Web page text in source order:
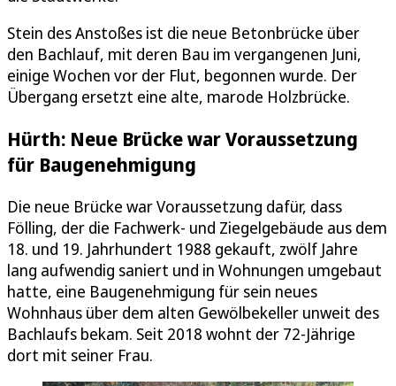
Stein des Anstoßes ist die neue Betonbrücke über
den Bachlauf, mit deren Bau im vergangenen Juni,
einige Wochen vor der Flut, begonnen wurde. Der
Übergang ersetzt eine alte, marode Holzbrücke.
Hürth: Neue Brücke war Voraussetzung
für Baugenehmigung
Die neue Brücke war Voraussetzung dafür, dass
Fölling, der die Fachwerk- und Ziegelgebäude aus dem
18. und 19. Jahrhundert 1988 gekauft, zwölf Jahre
lang aufwendig saniert und in Wohnungen umgebaut
hatte, eine Baugenehmigung für sein neues
Wohnhaus über dem alten Gewölbekeller unweit des
Bachlaufs bekam. Seit 2018 wohnt der 72-Jährige
dort mit seiner Frau.